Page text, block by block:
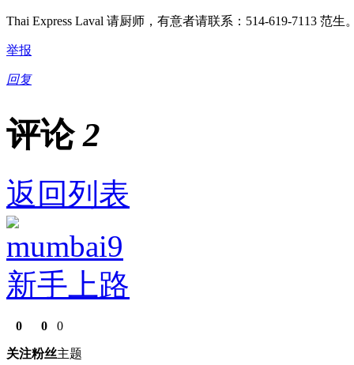
Thai Express Laval 请厨师，有意者请联系：514-619-7113 范生
举报
回复
评论2
返回列表
mumbai9
新手上路
0
关注
0
粉丝
0
主题